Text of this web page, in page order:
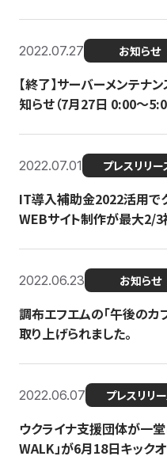
2022.07.27 お知らせ
【終了】サーバーメンテナ
知らせ（7月27日 0:00〜
2022.07.01 プレスリリー
IT導入補助金2022活用で
WEBサイト制作が最大2/3
2022.06.23 お知らせ
調布エフエムの「午後のカ
取り上げられました。
2022.06.07 プレスリリ
ウクライナ支援団体が一堂
WALK」が6月18日キックオ